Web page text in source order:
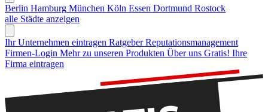
Berlin Hamburg München Köln Essen Dortmund Rostock
alle Städte anzeigen
Ihr Unternehmen eintragen Ratgeber Reputationsmanagement
Firmen-Login Mehr zu unseren Produkten Über uns Gratis! Ihre
Firma eintragen